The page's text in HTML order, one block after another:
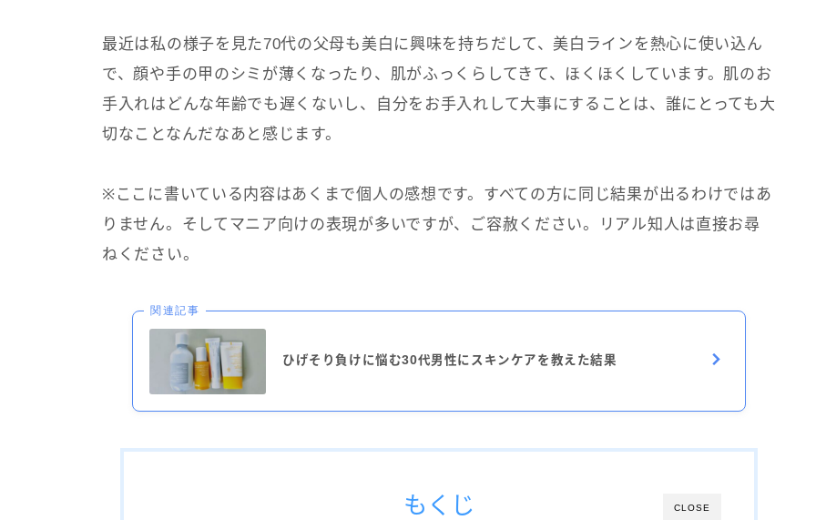
最近は私の様子を見た70代の父母も美白に興味を持ちだして、美白ラインを熱心に使い込ん
で、顔や手の甲のシミが薄くなったり、肌がふっくらしてきて、ほくほくしています。肌のお
手入れはどんな年齢でも遅くないし、自分をお手入れして大事にすることは、誰にとっても大
切なことなんだなあと感じます。
※ここに書いている内容はあくまで個人の感想です。すべての方に同じ結果が出るわけではあ
りません。そしてマニア向けの表現が多いですが、ご容赦ください。リアル知人は直接お尋
ねください。
関連記事
ひげそり負けに悩む30代男性にスキンケアを教えた結果
CLOSE
もくじ